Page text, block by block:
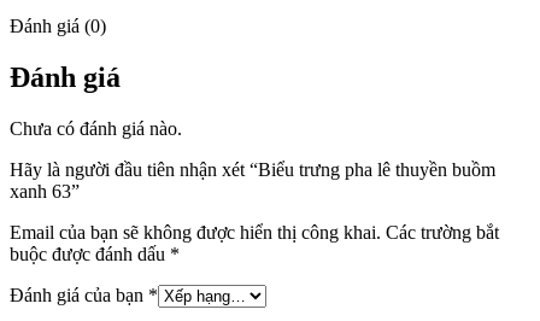
Đánh giá (0)
Đánh giá
Chưa có đánh giá nào.
Hãy là người đầu tiên nhận xét “Biểu trưng pha lê thuyền buồm
xanh 63”
Email của bạn sẽ không được hiển thị công khai. Các trường bắt
buộc được đánh dấu *
Đánh giá của bạn *